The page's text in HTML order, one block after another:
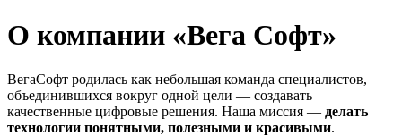
О компании «Вега Софт»
ВегаСофт родилась как небольшая команда специалистов,
объединившихся вокруг одной цели — создавать
качественные цифровые решения. Наша миссия — делать
технологии понятными, полезными и красивыми.